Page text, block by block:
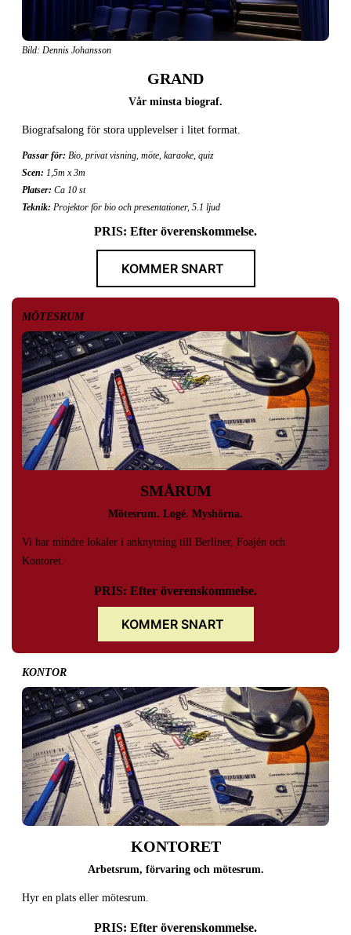
Bild: Dennis Johansson
GRAND
Vår minsta biograf.
Biografsalong för stora upplevelser i litet format.
Passar för: Bio, privat visning, möte, karaoke, quiz
Scen: 1,5m x 3m
Platser: Ca 10 st
Teknik: Projektor för bio och presentationer, 5.1 ljud
PRIS: Efter överenskommelse.
KOMMER SNART
MÖTESRUM
SMÅRUM
Mötesrum. Logé. Myshörna.
Vi har mindre lokaler i anknytning till Berliner, Foajén och
Kontoret.
PRIS: Efter överenskommelse.
KOMMER SNART
KONTOR
KONTORET
Arbetsrum, förvaring och mötesrum.
Hyr en plats eller mötesrum.
PRIS: Efter överenskommelse.